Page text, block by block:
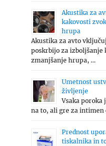
Akustika za
kakovosti
hrupa
Akustika za avto
poskrbijo za izboljšanje
zmanjšanje hrupa, …
Umetnost
življenje
Vsaka poroka
na to, ali gre za intimen
Prednost
tiskalnika in